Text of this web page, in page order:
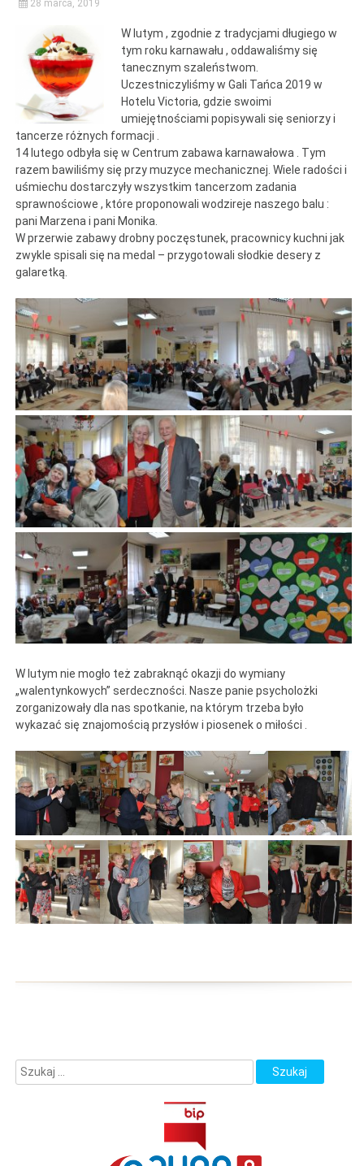
28 marca, 2019
W lutym , zgodnie z tradycjami długiego w
tym roku karnawału , oddawaliśmy się
tanecznym szaleństwom.
Uczestniczyliśmy w Gali Tańca 2019 w
Hotelu Victoria, gdzie swoimi
umiejętnościami popisywali się seniorzy i
tancerze różnych formacji .
14 lutego odbyła się w Centrum zabawa karnawałowa . Tym
razem bawiliśmy się przy muzyce mechanicznej. Wiele radości i
uśmiechu dostarczyły wszystkim tancerzom zadania
sprawnościowe , które proponowali wodzireje naszego balu :
pani Marzena i pani Monika.
W przerwie zabawy drobny poczęstunek, pracownicy kuchni jak
zwykle spisali się na medal – przygotowali słodkie desery z
galaretką.
W lutym nie mogło też zabraknąć okazji do wymiany
„walentynkowych” serdeczności. Nasze panie psycholożki
zorganizowały dla nas spotkanie, na którym trzeba było
wykazać się znajomością przysłów i piosenek o miłości .